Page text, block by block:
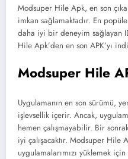
Modsuper Hile Apk, en son
imkan sağlamaktadır. En
daha iyi bir deneyim sağlayan
Hile Apk’den en son APK’yı
Modsuper Hile
Uygulamanın en son sürümü,
işlevsellik içerir. Ancak,
hemen çalışmayabilir. Bir
iyi çalışacaktır. Modsuper Hile
uygulamalarımızı yüklemek